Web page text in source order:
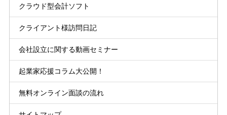
クラウド型会計ソフト
クライアント様訪問日記
会社設立に関する動画セミナー
起業家応援コラム大公開！
無料オンライン面談の流れ